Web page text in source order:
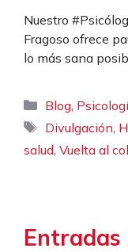
Nuestro
Fragoso ofrece
lo más sana
Categorías
Blog,
Etiquetas
Divulgación,
salud, Vuelta al
Entradas